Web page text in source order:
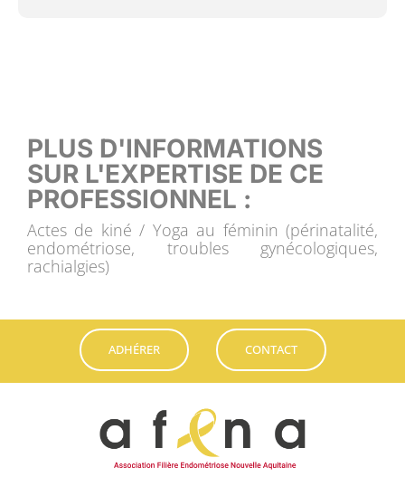
PLUS D'INFORMATIONS
SUR L'EXPERTISE DE CE
PROFESSIONNEL :
Actes de kiné / Yoga au féminin (périnatalité,
endométriose, troubles gynécologiques,
rachialgies)
ADHÉRER CONTACT